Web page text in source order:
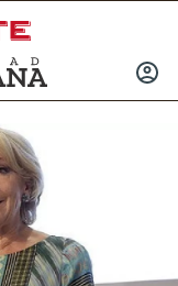
INICIAR